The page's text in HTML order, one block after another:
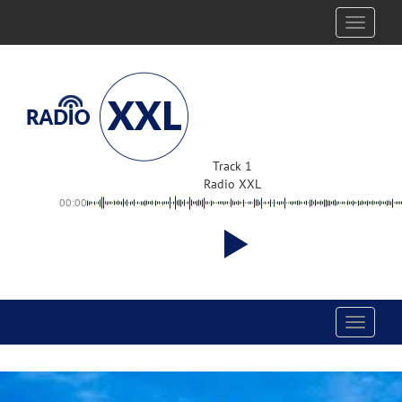
Toggle
Track 1
Radio XXL
00:00
Toggle